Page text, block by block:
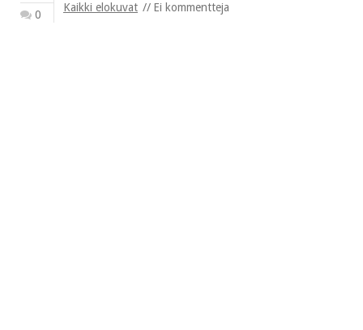
0
Kaikki elokuvat
Ei kommentteja